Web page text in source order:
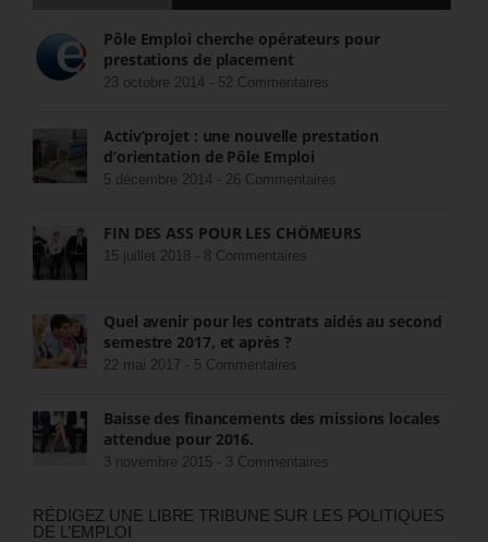
Pôle Emploi cherche opérateurs pour
prestations de placement
23 octobre 2014 - 52 Commentaires
Activ’projet : une nouvelle prestation
d’orientation de Pôle Emploi
5 décembre 2014 - 26 Commentaires
FIN DES ASS POUR LES CHÔMEURS
15 juillet 2018 - 8 Commentaires
Quel avenir pour les contrats aidés au second
semestre 2017, et après ?
22 mai 2017 - 5 Commentaires
Baisse des financements des missions locales
attendue pour 2016.
3 novembre 2015 - 3 Commentaires
RÉDIGEZ UNE LIBRE TRIBUNE SUR LES POLITIQUES
DE L’EMPLOI